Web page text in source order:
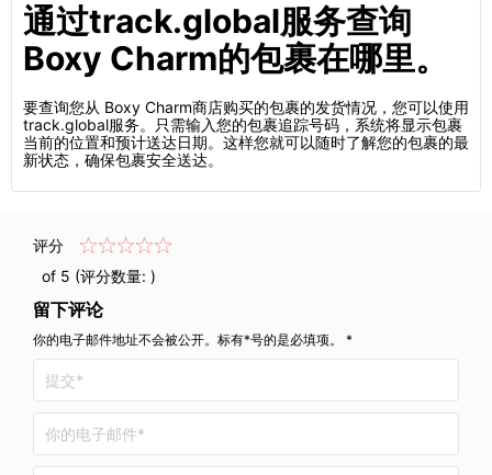
通过track.global服务查询
Boxy Charm的包裹在哪里。
要查询您从 Boxy Charm商店购买的包裹的发货情况，您可以使用
track.global服务。只需输入您的包裹追踪号码，系统将显示包裹
当前的位置和预计送达日期。这样您就可以随时了解您的包裹的最
新状态，确保包裹安全送达。
评分
of 5 (评分数量: )
留下评论
你的电子邮件地址不会被公开。标有*号的是必填项。 *